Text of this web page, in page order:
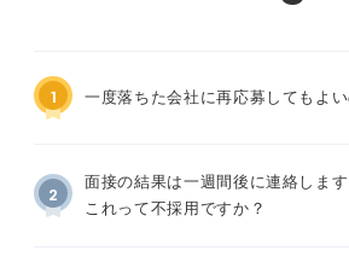
1 一度落ちた会社に再応募してもよい
2
面接の結果は一週間後に連絡します
これって不採用ですか？